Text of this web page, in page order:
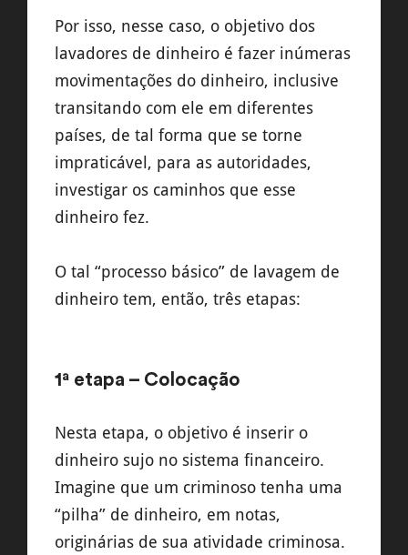
Por isso, nesse caso, o objetivo dos
lavadores de dinheiro é fazer inúmeras
movimentações do dinheiro, inclusive
transitando com ele em diferentes
países, de tal forma que se torne
impraticável, para as autoridades,
investigar os caminhos que esse
dinheiro fez.
O tal “processo básico” de lavagem de
dinheiro tem, então, três etapas:
1ª etapa – Colocação
Nesta etapa, o objetivo é inserir o
dinheiro sujo no sistema financeiro.
Imagine que um criminoso tenha uma
“pilha” de dinheiro, em notas,
originárias de sua atividade criminosa.